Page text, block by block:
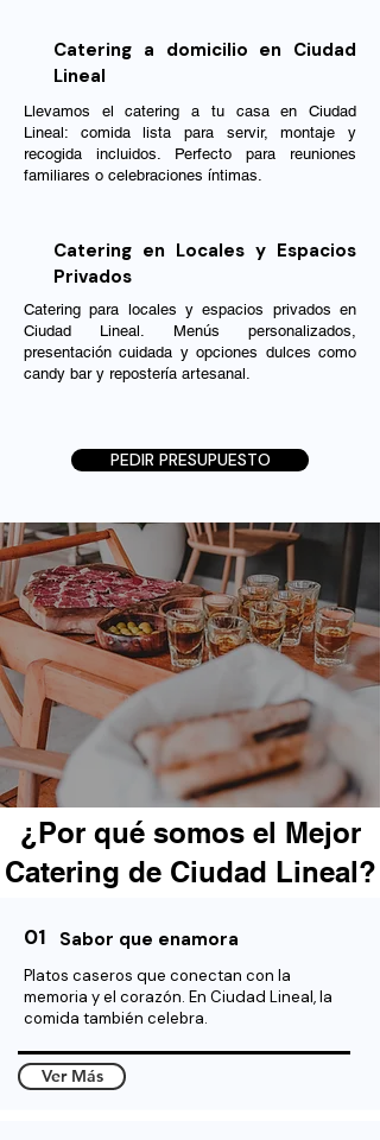
Catering a domicilio en Ciudad
Lineal
Llevamos el catering a tu casa en Ciudad
Lineal: comida lista para servir, montaje y
recogida incluidos. Perfecto para reuniones
familiares o celebraciones íntimas.
Catering en Locales y Espacios
Privados
Catering para locales y espacios privados en
Ciudad Lineal. Menús personalizados,
presentación cuidada y opciones dulces como
candy bar y repostería artesanal.
PEDIR PRESUPUESTO
¿Por qué somos el Mejor
Catering de Ciudad Lineal?
01 Sabor que enamora
Platos caseros que conectan con la
memoria y el corazón. En Ciudad Lineal, la
comida también celebra.
Ver Más